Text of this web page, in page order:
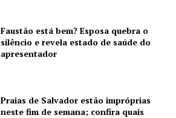
Faustão está bem? Esposa quebra o
silêncio e revela estado de saúde do
apresentador
Praias de Salvador estão impróprias
neste fim de semana; confira quais